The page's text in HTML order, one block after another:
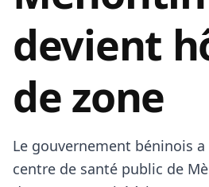
devient
de zone
Le gouvernement béninois a
centre de santé public de